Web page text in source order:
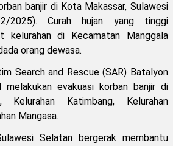
banjir di Kota Makassar, Sulawesi
2025). Curah hujan yang tinggi
kelurahan di Kecamatan Manggala
orang dewasa.
Search and Rescue (SAR) Batalyon
evakuasi korban banjir di
Kelurahan Katimbang, Kelurahan
Mangasa.
Selatan bergerak membantu